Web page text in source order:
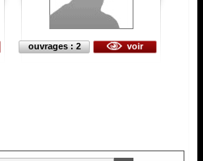
ouvrages : 2 voir